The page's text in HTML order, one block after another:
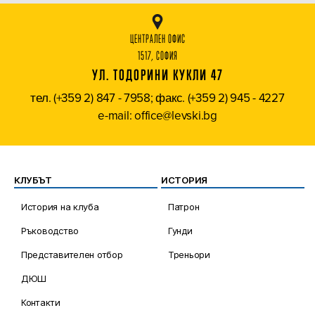
ЦЕНТРАЛЕН ОФИС
1517, СОФИЯ
УЛ. ТОДОРИНИ КУКЛИ 47
тел. (+359 2) 847 - 7958; факс. (+359 2) 945 - 4227
e-mail: office@levski.bg
КЛУБЪТ
История на клуба
Ръководство
Представителен отбор
ДЮШ
Контакти
ИСТОРИЯ
Патрон
Гунди
Треньори